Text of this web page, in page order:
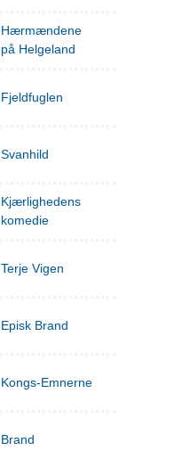
Hærmændene
på Helgeland
Fjeldfuglen
Svanhild
Kjærlighedens
komedie
Terje Vigen
Episk Brand
Kongs-Emnerne
Brand